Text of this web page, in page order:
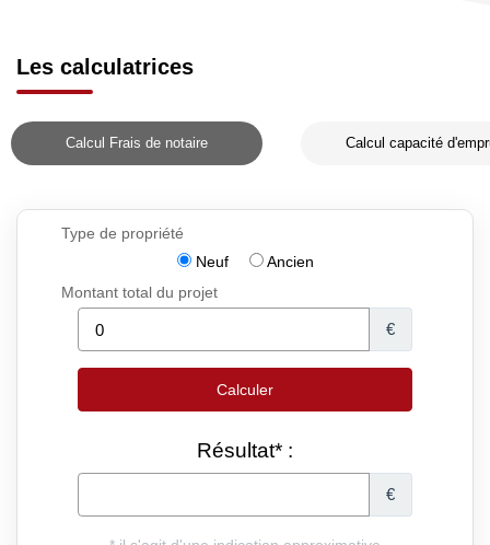
Les calculatrices
Calcul Frais de notaire Calcul capacité